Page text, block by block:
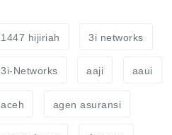
1447 hijiriah 3i networks
3i-Networks aaji aaui
aceh agen asuransi